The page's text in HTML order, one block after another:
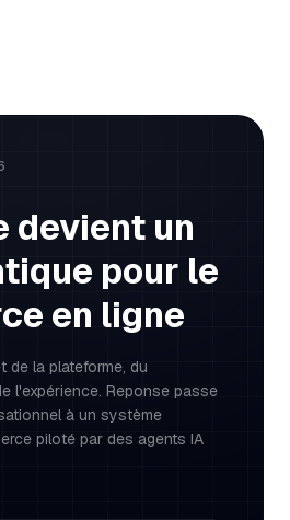
devient un
pour le
en ligne
de la plateforme, du
l'expérience. Reponse passe
à un système
piloté par des agents IA